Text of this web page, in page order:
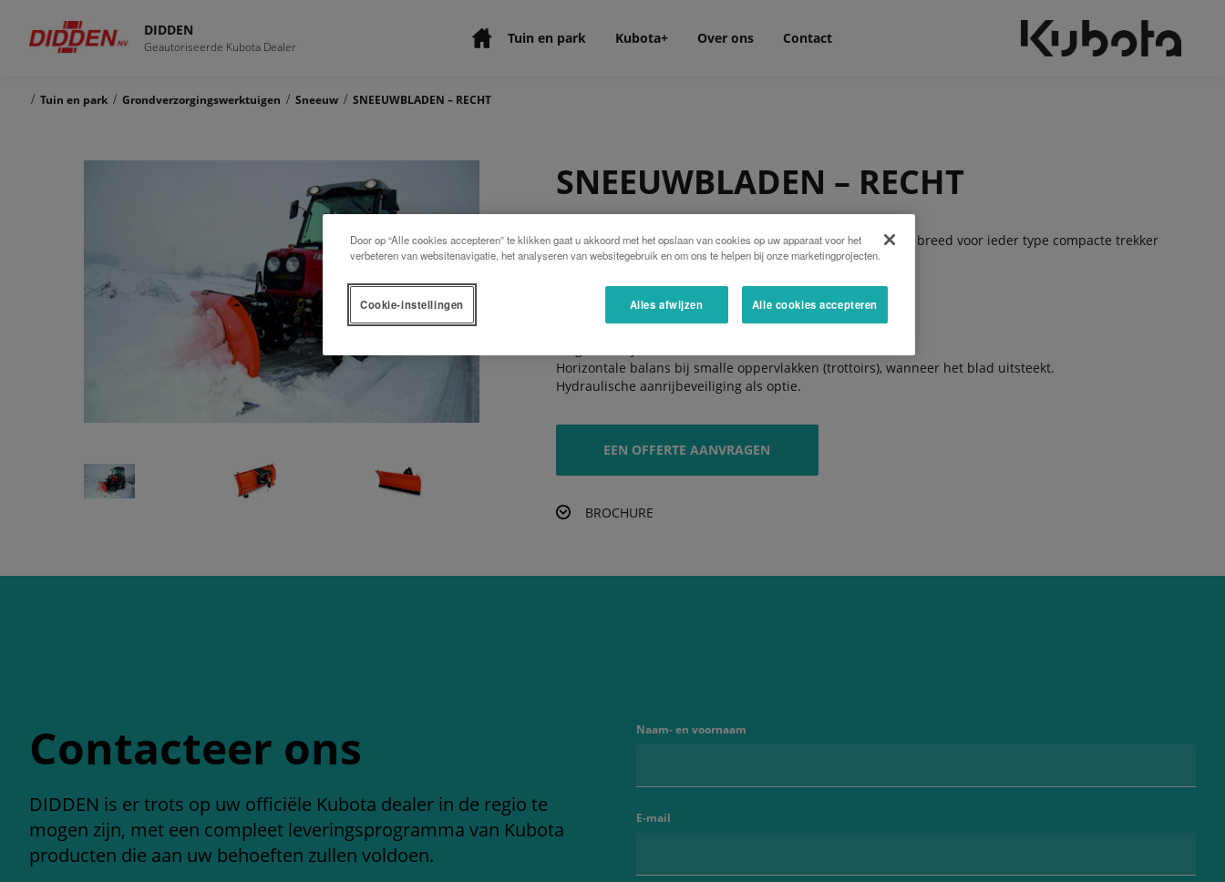
DIDDEN
Geautoriseerde Kubota Dealer Tuin en park Kubota+ Over ons Contact
/ Tuin en park / Grondverzorgingswerktuigen / Sneeuw / SNEEUWBLADEN – RECHT
SNEEUWBLADEN – RECHT
Een uitgebreid assortiment van bladen van 125 tot 180 cm breed voor ieder type compacte trekker
voor winteronderhoud in stedelijke zones.
Zeer slijtvaste slijtstroken (staal / polyurethaan).
Horizontale balans bij smalle oppervlakken (trottoirs), wanneer het blad uitsteekt.
Hydraulische aanrijbeveiliging als optie.
EEN OFFERTE AANVRAGEN
BROCHURE
Contacteer ons
DIDDEN is er trots op uw officiële Kubota dealer in de regio te
mogen zijn, met een compleet leveringsprogramma van Kubota
producten die aan uw behoeften zullen voldoen.
Naam- en voornaam
E-mail
Door op “Alle cookies accepteren” te klikken gaat u akkoord met het opslaan van cookies op uw apparaat voor het
verbeteren van websitenavigatie, het analyseren van websitegebruik en om ons te helpen bij onze marketingprojecten.
Alles afwijzen Alle cookies accepteren
Cookie-instellingen